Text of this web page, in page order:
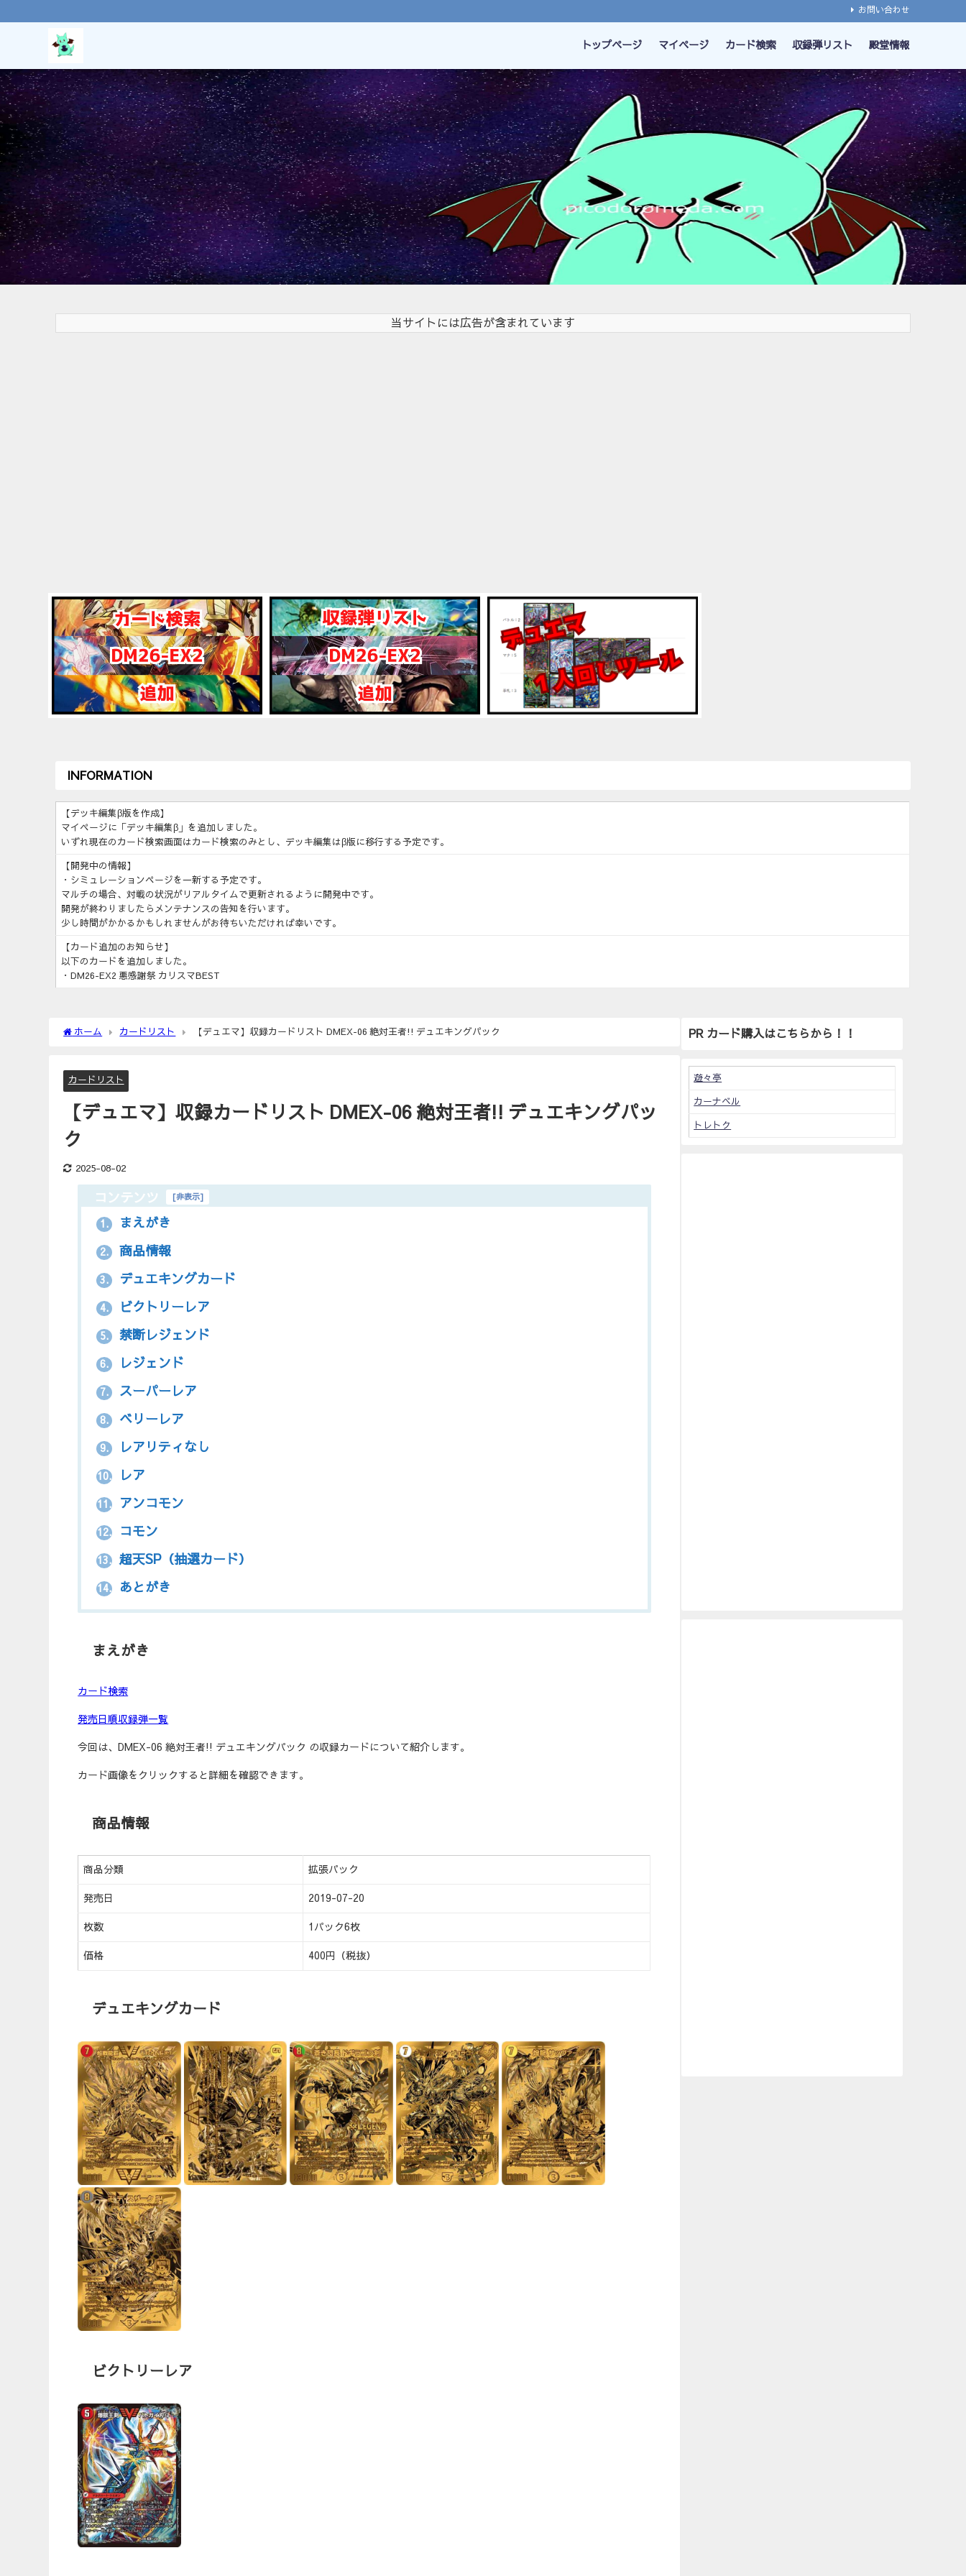
お問い合わせ
トップページ マイページ カード検索 収録弾リスト 殿堂情報
当サイトには広告が含まれています
INFORMATION
【デッキ編集β版を作成】
マイページに「デッキ編集β」を追加しました。
いずれ現在のカード検索画面はカード検索のみとし、デッキ編集はβ版に移行する予定です。
【開発中の情報】
・シミュレーションページを一新する予定です。
マルチの場合、対戦の状況がリアルタイムで更新されるように開発中です。
開発が終わりましたらメンテナンスの告知を行います。
少し時間がかかるかもしれませんがお待ちいただければ幸いです。
【カード追加のお知らせ】
以下のカードを追加しました。
・DM26-EX2 悪感謝祭 カリスマBEST
ホーム カードリスト 【デュエマ】収録カードリスト DMEX-06 絶対王者!! デュエキングパック
カードリスト
【デュエマ】収録カードリスト DMEX-06 絶対王者!! デュエキングパッ
ク
2025-08-02
コンテンツ [非表示]
1. まえがき
2. 商品情報
3. デュエキングカード
4. ビクトリーレア
5. 禁断レジェンド
6. レジェンド
7. スーパーレア
8. ベリーレア
9. レアリティなし
10. レア
11. アンコモン
12. コモン
13. 超天SP（抽選カード）
14. あとがき
まえがき
カード検索
発売日順収録弾一覧
今回は、DMEX-06 絶対王者!! デュエキングパック の収録カードについて紹介します。
カード画像をクリックすると詳細を確認できます。
商品情報
商品分類 拡張パック
発売日 2019-07-20
枚数 1パック6枚
価格 400円（税抜）
デュエキングカード
ビクトリーレア
PR カード購入はこちらから！！
遊々亭
カーナベル
トレトク